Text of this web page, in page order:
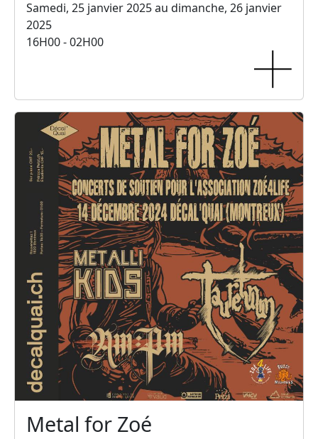
Samedi, 25 janvier 2025 au dimanche, 26 janvier
2025
16H00 - 02H00
Metal for Zoé